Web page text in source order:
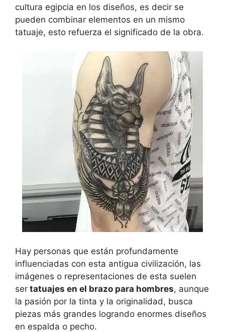
cultura egipcia en los diseños, es decir se
pueden combinar elementos en un mismo
tatuaje, esto refuerza el significado de la obra.
Hay personas que están profundamente
influenciadas con esta antigua civilización, las
imágenes o representaciones de esta suelen
ser tatuajes en el brazo para hombres, aunque
la pasión por la tinta y la originalidad, busca
piezas más grandes logrando enormes diseños
en espalda o pecho.